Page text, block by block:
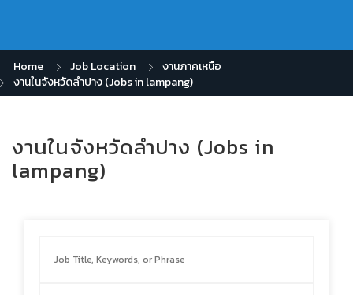
Home Job Location
งานภาคเหนือ
งานในจังหวัดลำปาง (Jobs in lampang)
งานในจังหวัดลำปาง (Jobs in
lampang)